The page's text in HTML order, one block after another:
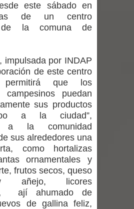
contra la Influenza y otros
guerreros 2026
linarense Los Remembers
de Brasil tras impulsar un
musical y pedagógico
escolares
en influenza hace que
reiteren llamado a
este sábado en
de un centro
de la comuna de
impulsada por INDAP
de este centro
permitirá que los
campesinos puedan
sus productos
a la ciudad”,
a la comunidad
sus alrededores una
como hortalizas
ornamentales y
frutos secos, queso
añejo, licores
ají ahumado de
de gallina feliz,